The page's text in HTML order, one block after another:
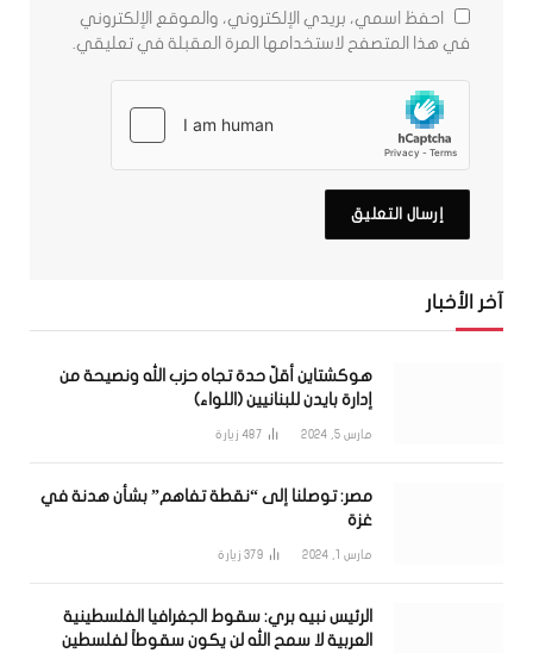
احفظ اسمي، بريدي الإلكتروني، والموقع الإلكتروني
في هذا المتصفح لاستخدامها المرة المقبلة في تعليقي.
آخر الأخبار
هوكشتاين أقلّ حدة تجاه حزب الله ونصيحة من
إدارة بايدن للبنانيين (اللواء)
مارس 5, 2024 487 زيارة
مصر: توصلنا إلى “نقطة تفاهم” بشأن هدنة في
غزة
مارس 1, 2024 379 زيارة
الرئيس نبيه بري: سقوط الجغرافيا الفلسطينية
العربية لا سمح الله لن يكون سقوطاً لفلسطين